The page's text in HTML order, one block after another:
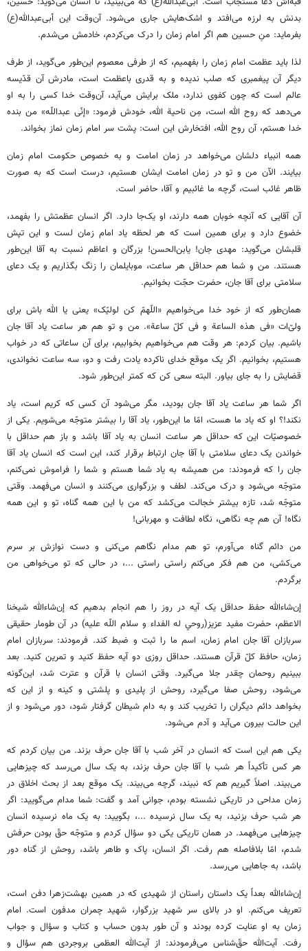
بدنش به لرزه می‌افتد و اشک‌هایش جاری می‌شود. آن‌وقت این أبی‌عبدالله(ع)
بفرماید: منِ حسین هم اگر امام زمان را درک می‌کردم، خادمش می‌شدم.
لذا باید عظمت امام زمان را بفهمیم، که از طرفی معصوم این‌طور می‌گوید، از طرف
دیگر آن پیغمبری که صلب ندیده و به قدری باعظمت است، مادرش آن قدّیسه
عالم است که چون کفوی ندارد، ملک برایش می‌آید، آن‌وقت خدا کسی را به او
می‌دهد که روح الله است، مِن ناحیة الله، خودش فرمود: «إنّی عبداللّه» من بنده
خدا هستم، آن روح الله، افتخارش این است: پشت سر امام زمان نماز بخواند.
همه انبیاء دلشان می‌خواهد در زمان امامت و به خصوص حکومت امام زمان
بیایند. الآن من و تو در زمان امامت ایشان هستیم، درست است که به صورت
ظاهر غائب است، گرچه ما غائبیم و آقا، حاضر است.
آن آقایی که آنچه خوبان همه دارند، او یک‌جا دارد. اگر انسان عظمتش را بفهمد،
خضوع دارد و برای همین است که هر لحظه یاد امام زمان لست و این تپش
قلبشان می‌گوید: مهدی جان! یابن‌الحسن! بزرگان و اعاظم نسبت به آقا این‌طور
هستند. من و شما هم حداقل هر ساعت، موبایلمان را زنگ بگذاریم و یک دعای
سلامتی برای آقا جان، حضرت حجّت بخوانیم.
همان‌طور که از خود خدا می‌خواهیم «اللّهمّ کن لولیّک» یعنی یا الله باش برای
ولیّ‌ات «فی هذه الساعة و فی کلّ ساعة». من و تو هم هر ساعت یاد آقا جان
باشیم. بیان کردم: هر وقت هم می‌خواهیم بخوابیم، برای آن ساعاتی که در خواب
هستیم، بخوانیم. اگر یک موقع خدای ناکرده یادت رفت و دو، سه ساعت نخواندی،
قضایش را به جای بیاور. البته سعی کن که کمتر این‌طور شود.
اگر شما هر ساعت یاد آقا جان بودید، مگر می‌شود آن کسی که کریم است، یاد
نکند!؟ او که یاد ما هست، امّا ما این‌طور، یاد آقا را بیشتر متوجّه می‌شویم. یکی از
خصوصیّات این که حداقل هر ساعت انسان به یاد آقا باشد و باز هم حداقل با
خواندن یک دعای سلامتی با آقا جان ارتباط برقرار کند، این است که انسان یاد آقا
جان را که فرمودند: من همیشه به یاد شما هستم و شما را فراموش نمی‌کنم،
متوجّه می‌شود و درک می‌کند. لطف و بزرگواری می‌کنند و انسان می‌فهمد. وقتی
متوجّه شد، تازه بیشتر خجالت می‌کشد که من با این همه گناه، تو و این همه
نگاه! آن هم چه نگاهی، نگاه لطافت و مهربانی!
من دائم گناه می‌آورم، تو هم مدام نگاهم می‌کنی و دست نوازش بر سرم
می‌کشی، من هم فکر می‌کنم راستی راستی ...، در حالی که تو می‌خواهی من
برگردم.
إن‌شاءالله حفظ حداقل یک آیه در روز را هم انجام بدهیم که إن‌شاءالله شیخنا
الاعظم، حضرت مفید عزیز(روحي له الفداء و سلام اللّه عليه) در آن طومار حقیقی‌
سربازان آقا جان امام زمان، اسم ما را ثبت و ضبط کند. فرمودند: سربازان امام
زمان، حافظ کلّ قرآن هستند. حداقل روزی دو آیه حفظ کنید و تمرین کنید. بعد
ببینیم روحمان چقدر جلا می‌گیرد. وقتی انسان با قرآن و عترت شد، این‌گونه
می‌شود، روحش صفا می‌گیرد، روحش از پلیدی و پلشتی و کینه و از این که
بخواهد دائم دیگران را تخریب کند و به دام شیطان گرفتار شود، دور می‌شود و از
این حالت بیرون می‌آید و آدم می‌شود.
یکی هم این است که انسان در آخر شب با آقا جان حرف بزند. من بیان کردم که
هر کس تأکیداً هر شب با آقا جان حرف بزند، به یک سال می‌رسد که چیزهایی
می‌بیند. اصلاً گیریم هم که نبیند، گرچه می‌بیند. یک موقع بعد از بحث اخلاق در
زمان مداحی در تاریکی نشسته بودم، جوانی آمد و گفت: شما مدام می‌گویید: اگر
هر شب حرف بزنید، به یک سال نرسیده ...، بگویید: به یک ماه نرسیده انسان
چیزهایی می‌فهمد. در همان تاریکی یکی دو سؤال کردم و متوجّه حقّ بودن حرفش
شدم، امّا بلافاصله هم رفت. اگر انسان، پاک و طاهر باشد، روحش از گناه دور
باشد، به جاهایی می‌رسد.
إن‌شاءالله بعداً یک داستان راستان از شهیدی که در همین بهشت‌زهرا دفن است،
تعریف می‌کنم. او در بالای سر شهید بزرگوار، شهید چمران مدفون است. امام
زمان به او عنایت کرده بودند و آن طور بدون حساب و کتاب و سؤال و جواب
رفت. آیت‌الله حقّ‌شناس می‌فرمودند: از آیت‌الله العظمی بروجردی هم سؤال و